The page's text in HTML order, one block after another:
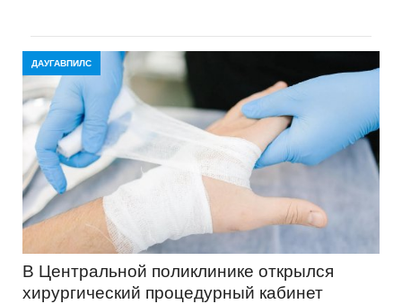
ДАУГАВПИЛС
В Центральной поликлинике открылся
хирургический процедурный кабинет